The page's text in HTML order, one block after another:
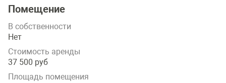
Помещение
В собственности
Нет
Стоимость аренды
37 500 руб
Площадь помещения